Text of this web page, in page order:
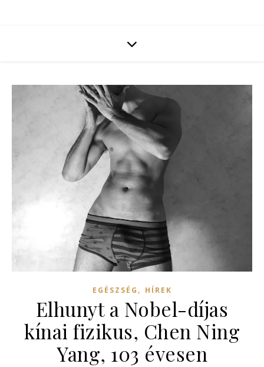
EGÉSZSÉG , HÍREK
Elhunyt a Nobel-díjas
kínai fizikus, Chen Ning
Yang, 103 évesen